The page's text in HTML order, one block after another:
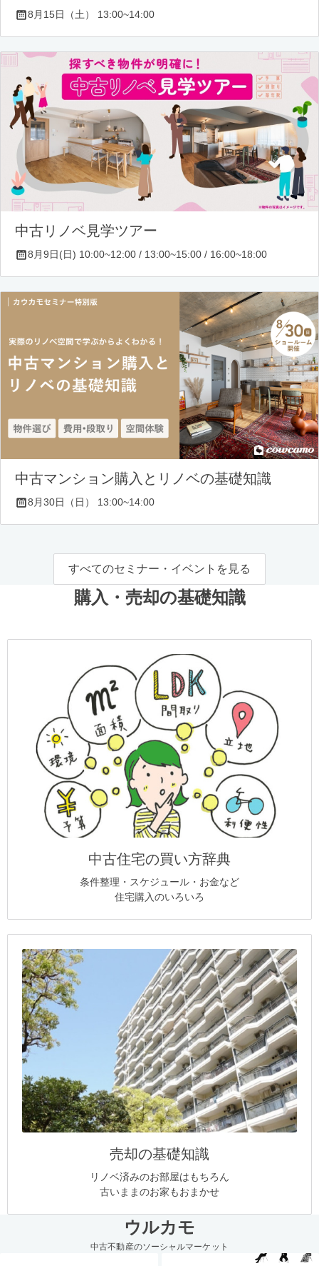
8月15日（土） 13:00~14:00
中古リノベ見学ツアー
8月9日(日) 10:00~12:00 / 13:00~15:00 / 16:00~18:00
中古マンション購入とリノベの基礎知識
8月30日（日） 13:00~14:00
すべてのセミナー・イベントを見る
購入・売却の基礎知識
中古住宅の買い方辞典
条件整理・スケジュール・お金など
住宅購入のいろいろ
売却の基礎知識
リノベ済みのお部屋はもちろん
古いままのお家もおまかせ
ウルカモ
中古不動産のソーシャルマーケット